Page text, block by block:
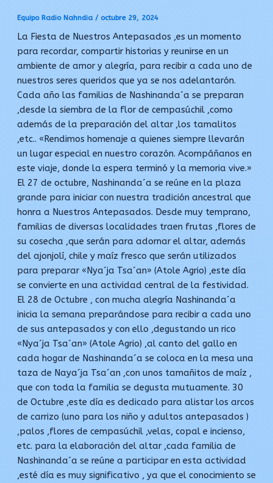
Equipo Radio Nahndia / octubre 29, 2024
La Fiesta de Nuestros Antepasados ,es un momento
para recordar, compartir historias y reunirse en un
ambiente de amor y alegría, para recibir a cada uno de
nuestros seres queridos que ya se nos adelantarón.
Cada año las familias de Nashinanda´a se preparan
,desde la siembra de la flor de cempasúchil ,como
además de la preparación del altar ,los tamalitos
,etc.. «Rendimos homenaje a quienes siempre llevarán
un lugar especial en nuestro corazón. Acompáñanos en
este viaje, donde la espera terminó y la memoria vive.»
El 27 de octubre, Nashinanda´a se reúne en la plaza
grande para iniciar con nuestra tradición ancestral que
honra a Nuestros Antepasados. Desde muy temprano,
familias de diversas localidades traen frutas ,flores de
su cosecha ,que serán para adornar el altar, además
del ajonjolí, chile y maíz fresco que serán utilizados
para preparar «Nya´ja Tsa´an» (Atole Agrio) ,este día
se convierte en una actividad central de la festividad.
El 28 de Octubre , con mucha alegría Nashinanda´a
inicia la semana preparándose para recibir a cada uno
de sus antepasados y con ello ,degustando un rico
«Nya´ja Tsa´an» (Atole Agrio) ,al canto del gallo en
cada hogar de Nashinanda´a se coloca en la mesa una
taza de Naya´ja Tsa´an ,con unos tamañitos de maíz ,
que con toda la familia se degusta mutuamente. 30
de Octubre ,este día es dedicado para alistar los arcos
de carrizo (uno para los niño y adultos antepasados )
,palos ,flores de cempasúchil ,velas, copal e incienso,
etc. para la elaboración del altar ,cada familia de
Nashinanda´a se reúne a participar en esta actividad
,esté día es muy significativo , ya que el conocimiento se